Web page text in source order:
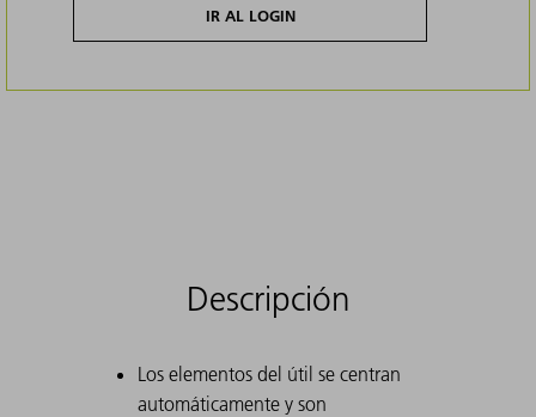
IR AL LOGIN
Descripción
Los elementos del útil se centran
automáticamente y son